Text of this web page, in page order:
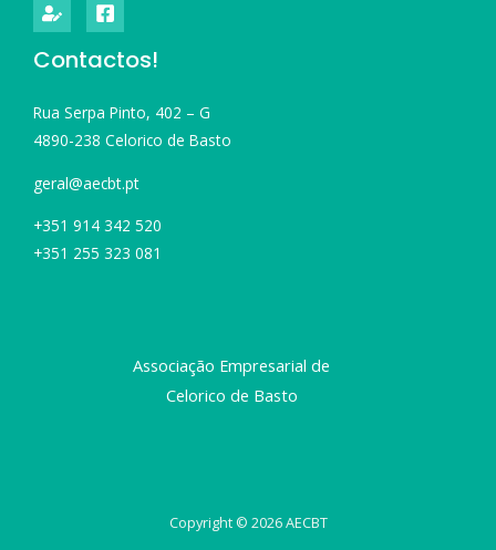
Contactos!
Rua Serpa Pinto, 402 – G
4890-238 Celorico de Basto
geral@aecbt.pt
+351 914 342 520
+351 255 323 081
Associação Empresarial de
Celorico de Basto
Copyright © 2026 AECBT